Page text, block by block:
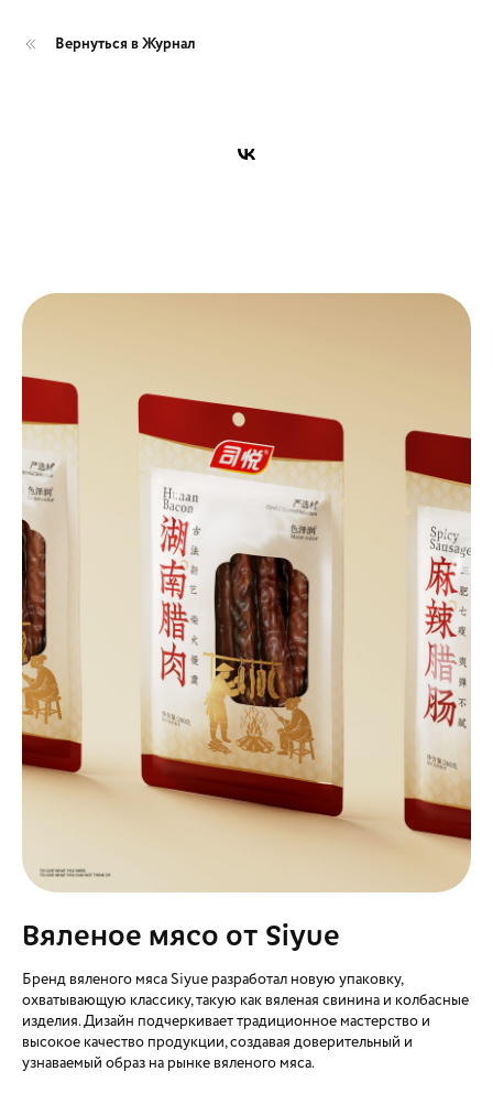
Вернуться в Журнал
Вяленое мясо от Siyue
Бренд вяленого мяса Siyue разработал новую упаковку,
охватывающую классику, такую как вяленая свинина и колбасные
изделия. Дизайн подчеркивает традиционное мастерство и
высокое качество продукции, создавая доверительный и
узнаваемый образ на рынке вяленого мяса.